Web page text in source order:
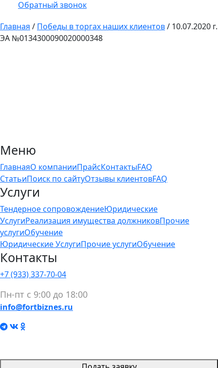
Обратный звонок
Главная / Победы в торгах наших клиентов/ 10.07.2020 г.
ЭА №0134300090020000348
Меню
ГлавнаяО компанииПрайсКонтактыFAQ
СтатьиПоиск по сайтуОтзывы клиентовFAQ
Услуги
Тендерное сопровождениеЮридические
УслугиРеализация имущества должниковПрочие
услугиОбучение
Юридические УслугиПрочие услугиОбучение
Контакты
+7 (933) 337-70-04
Пн-пт с 9:00 до 18:00
info@fortbiznes.ru